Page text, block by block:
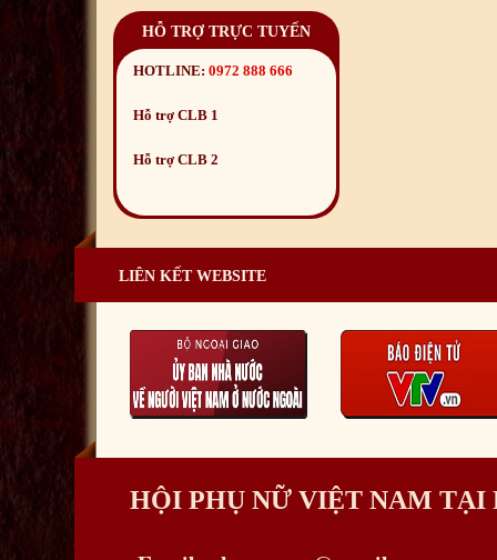
HỖ TRỢ TRỰC TUYẾN
HOTLINE: 0972 888 666
Hỗ trợ CLB 1
Hỗ trợ CLB 2
LIÊN KẾT WEBSITE
HỘI PHỤ NỮ VIỆT NAM TẠI